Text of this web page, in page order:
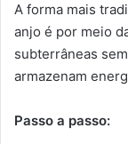
A forma mais
anjo é por meio
subterrâneas
armazenam
Passo a passo: